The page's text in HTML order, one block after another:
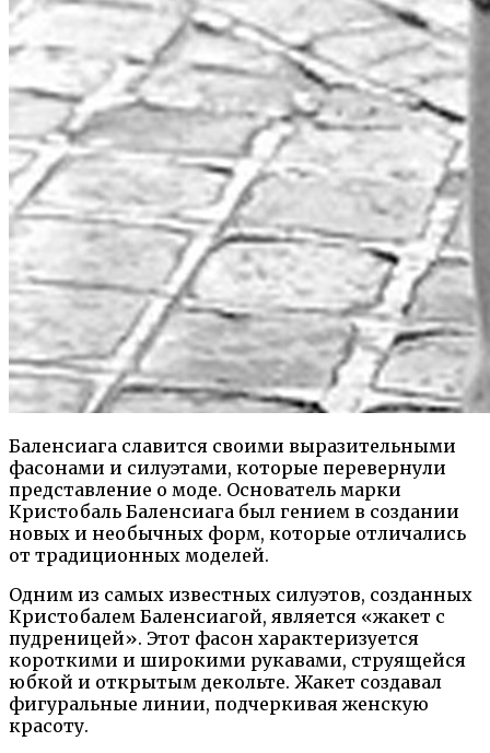
Баленсиага славится своими выразительными
фасонами и силуэтами, которые перевернули
представление о моде. Основатель марки
Кристобаль Баленсиага был гением в создании
новых и необычных форм, которые отличались
от традиционных моделей.
Одним из самых известных силуэтов, созданных
Кристобалем Баленсиагой, является «жакет с
пудреницей». Этот фасон характеризуется
короткими и широкими рукавами, струящейся
юбкой и открытым декольте. Жакет создавал
фигуральные линии, подчеркивая женскую
красоту.